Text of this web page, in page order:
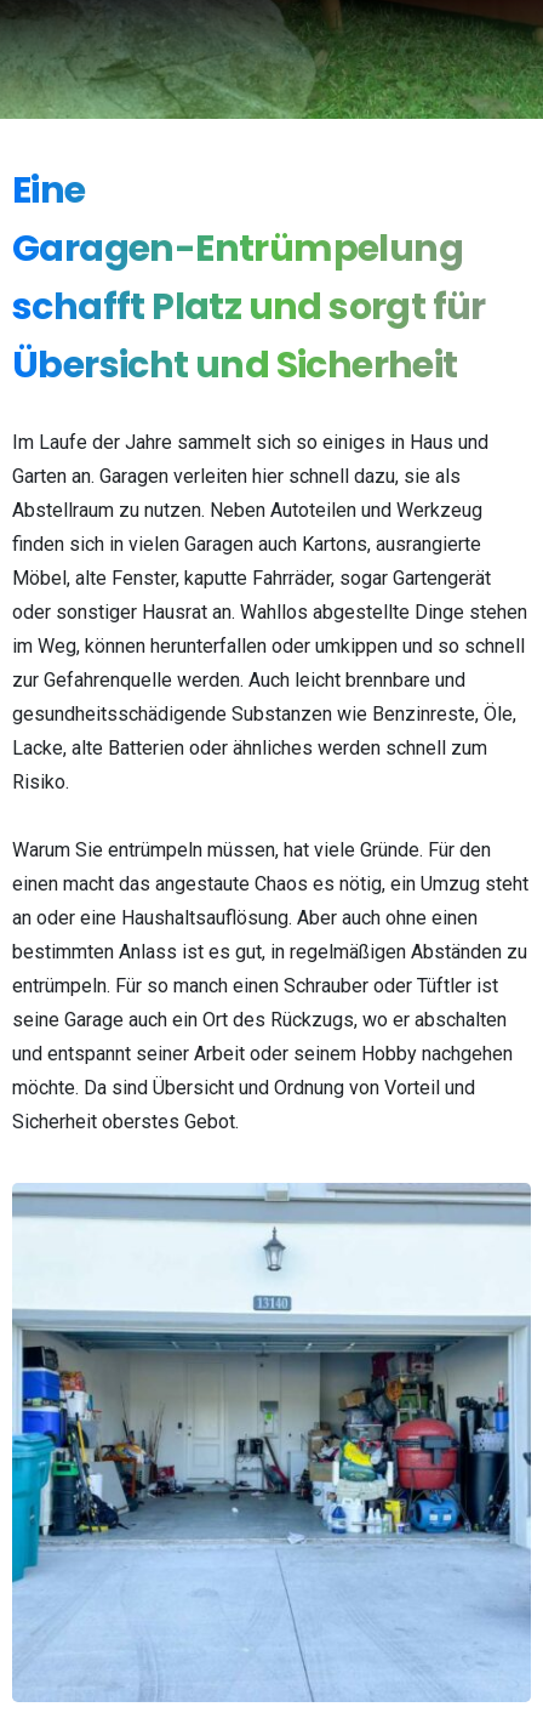
Eine
Garagen-Entrümpelung
schafftPlatzundsorgtfür
ÜbersichtundSicherheit
Im Laufe der Jahre sammelt sich so einiges in Haus und
Garten an. Garagen verleiten hier schnell dazu, sie als
Abstellraum zu nutzen. Neben Autoteilen und Werkzeug
finden sich in vielen Garagen auch Kartons, ausrangierte
Möbel, alte Fenster, kaputte Fahrräder, sogar Gartengerät
oder sonstiger Hausrat an. Wahllos abgestellte Dinge stehen
im Weg, können herunterfallen oder umkippen und so schnell
zur Gefahrenquelle werden. Auch leicht brennbare und
gesundheitsschädigende Substanzen wie Benzinreste, Öle,
Lacke, alte Batterien oder ähnliches werden schnell zum
Risiko.
Warum Sie entrümpeln müssen, hat viele Gründe. Für den
einen macht das angestaute Chaos es nötig, ein Umzug steht
an oder eine Haushaltsauflösung. Aber auch ohne einen
bestimmten Anlass ist es gut, in regelmäßigen Abständen zu
entrümpeln. Für so manch einen Schrauber oder Tüftler ist
seine Garage auch ein Ort des Rückzugs, wo er abschalten
und entspannt seiner Arbeit oder seinem Hobby nachgehen
möchte. Da sind Übersicht und Ordnung von Vorteil und
Sicherheit oberstes Gebot.